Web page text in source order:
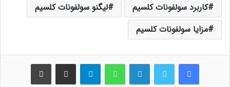
کاربرد سولفونات کلسیم
لیگنو سولفونات کلسیم
مزایا سولفونات کلسیم
فیس بوک لینکدین واتس آپ اشتراک گذاری از طریق ایمیل